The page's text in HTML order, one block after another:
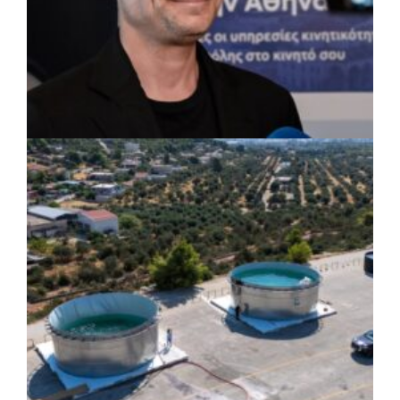
πριν από 4 μέρες
Δήμος Αθηναίων: 651 δημότες συμμετείχαν
στις δράσεις διατροφικής υποστήριξης
ΡΕΠΟΡΤΑΖ | 07/08/2026 · 17:27
Ο Δούκας για έργα, καθαριότητα και τη
μάχη των επόμενων εκλογών: «Η καλύτερη
μου να κατέβει ο Μπακογιάννης»